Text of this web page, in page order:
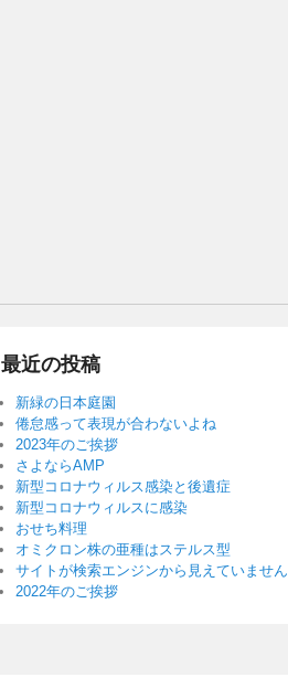
最近の投稿
新緑の日本庭園
倦怠感って表現が合わないよね
2023年のご挨拶
さよならAMP
新型コロナウィルス感染と後遺症
新型コロナウィルスに感染
おせち料理
オミクロン株の亜種はステルス型
サイトが検索エンジンから見えていません
2022年のご挨拶